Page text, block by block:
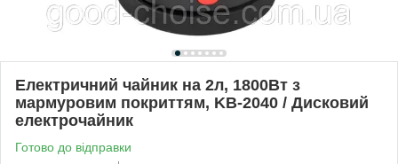
Електричний чайник на 2л, 1800Вт з
мармуровим покриттям, KB-2040 / Дисковий
електрочайник
Готово до відправки